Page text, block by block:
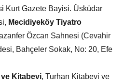
Kurt Gazete Bayisi. Üsküdar
Mecidiyeköy Tiyatro
Özcan Sahnesi (Cevahir
Bahçeler Sokak, No: 20, Efe
ve Kitabevi, Turhan Kitabevi ve